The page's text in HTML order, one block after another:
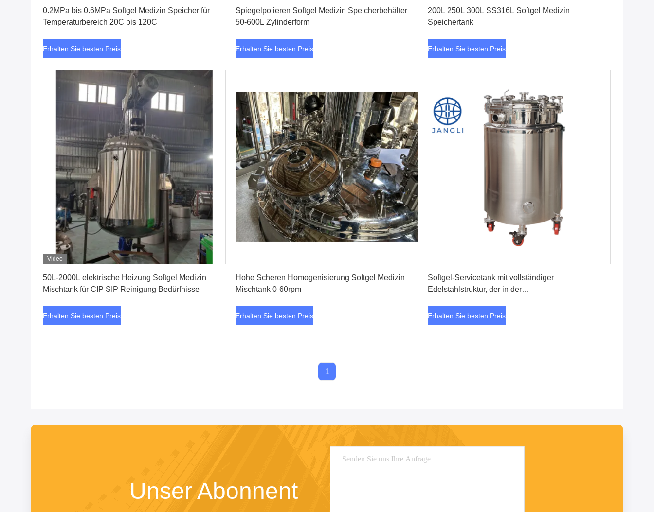
0.2MPa bis 0.6MPa Softgel Medizin Speicher für
Temperaturbereich 20C bis 120C
Erhalten Sie besten Preis
Spiegelpolieren Softgel Medizin Speicherbehälter
50-600L Zylinderform
Erhalten Sie besten Preis
200L 250L 300L SS316L Softgel Medizin
Speichertank
Erhalten Sie besten Preis
Video
50L-2000L elektrische Heizung Softgel Medizin
Mischtank für CIP SIP Reinigung Bedürfnisse
Erhalten Sie besten Preis
Hohe Scheren Homogenisierung Softgel Medizin
Mischtank 0-60rpm
Erhalten Sie besten Preis
Softgel-Servicetank mit vollständiger
Edelstahlstruktur, der in der
Erhalten Sie besten Preis
1
Unser Abonnent